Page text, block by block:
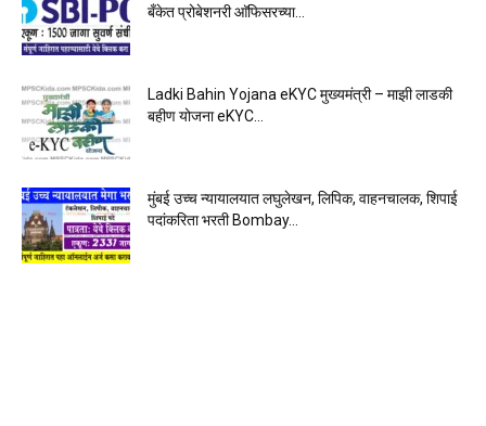
बँकेत प्रोबेशनरी आ‍ॅफिसरच्या...
Ladki Bahin Yojana eKYC मुख्यमंत्री – माझी लाडकी
बहीण योजना eKYC...
मुंबई उच्च न्यायालयात लघुलेखन, लिपिक, वाहनचालक, शिपाई
पदांकरिता भरती Bombay...